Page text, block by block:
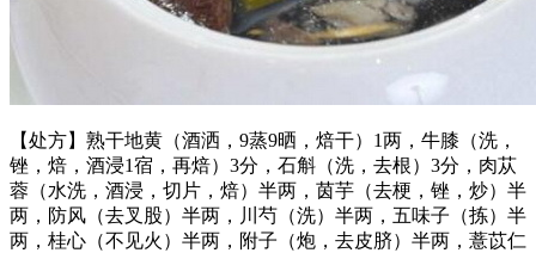
【处方】熟干地黄（酒洒，9蒸9晒，焙干）1两，牛膝（洗，
锉，焙，酒浸1宿，再焙）3分，石斛（洗，去根）3分，肉苁
蓉（水洗，酒浸，切片，焙）半两，茵芋（去梗，锉，炒）半
两，防风（去叉股）半两，川芍（洗）半两，五味子（拣）半
两，桂心（不见火）半两，附子（炮，去皮脐）半两，薏苡仁